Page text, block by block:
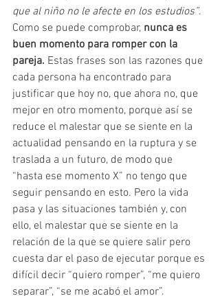
que al niño no le afecte en los estudios”.
Como se puede comprobar, nunca es
buen momento para romper con la
pareja. Estas frases son las razones que
cada persona ha encontrado para
justificar que hoy no, que ahora no, que
mejor en otro momento, porque así se
reduce el malestar que se siente en la
actualidad pensando en la ruptura y se
traslada a un futuro, de modo que
“hasta ese momento X” no tengo que
seguir pensando en esto. Pero la vida
pasa y las situaciones también y, con
ello, el malestar que se siente en la
relación de la que se quiere salir pero
cuesta dar el paso de ejecutar porque es
difícil decir “quiero romper”, “me quiero
separar”, “se me acabó el amor”.